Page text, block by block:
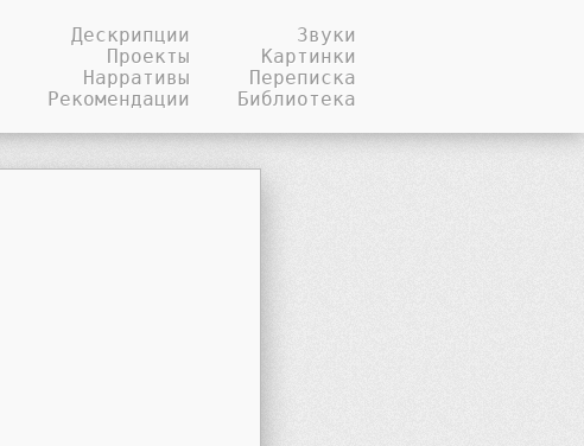
Дескрипции
Проекты
Нарративы
Рекомендации
Звуки
Картинки
Переписка
Библиотека